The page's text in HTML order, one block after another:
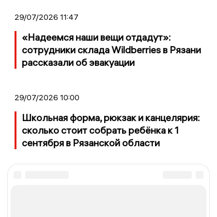
29/07/2026 11:47
«Надеемся наши вещи отдадут»:
сотрудники склада Wildberries в Рязани
рассказали об эвакуации
29/07/2026 10:00
Школьная форма, рюкзак и канцелярия:
сколько стоит собрать ребёнка к 1
сентября в Рязанской области